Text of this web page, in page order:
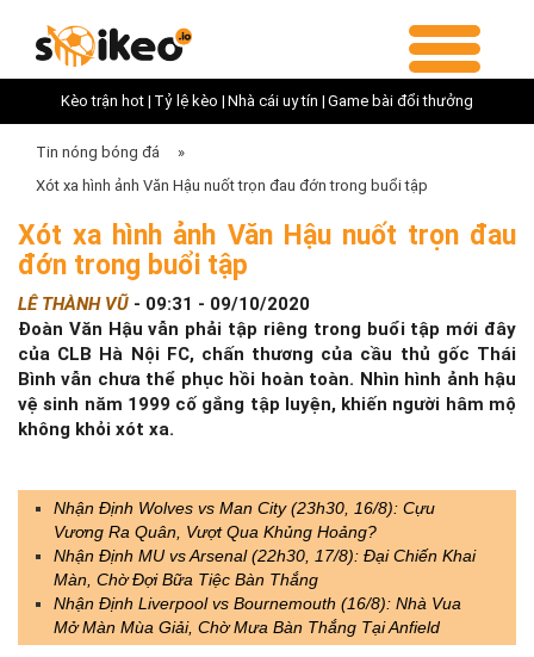
Kèo trận hot | Tỷ lệ kèo | Nhà cái uy tín | Game bài đổi thưởng
Tin nóng bóng đá
»
Xót xa hình ảnh Văn Hậu nuốt trọn đau đớn trong buổi tập
Xót xa hình ảnh Văn Hậu nuốt trọn đau
đớn trong buổi tập
LÊ THÀNH VŨ - 09:31 - 09/10/2020
Đoàn Văn Hậu vẫn phải tập riêng trong buổi tập mới đây
của CLB Hà Nội FC, chấn thương của cầu thủ gốc Thái
Bình vẫn chưa thể phục hồi hoàn toàn. Nhìn hình ảnh hậu
vệ sinh năm 1999 cố gắng tập luyện, khiến người hâm mộ
không khỏi xót xa.
Nhận Định Wolves vs Man City (23h30, 16/8): Cựu
Vương Ra Quân, Vượt Qua Khủng Hoảng?
Nhận Định MU vs Arsenal (22h30, 17/8): Đại Chiến Khai
Màn, Chờ Đợi Bữa Tiệc Bàn Thắng
Nhận Định Liverpool vs Bournemouth (16/8): Nhà Vua
Mở Màn Mùa Giải, Chờ Mưa Bàn Thắng Tại Anfield